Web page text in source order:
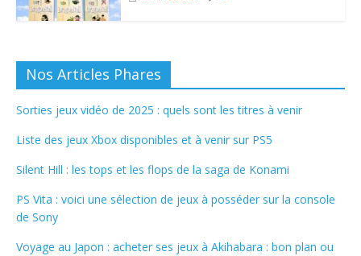
Nos Articles Phares
Sorties jeux vidéo de 2025 : quels sont les titres à venir
Liste des jeux Xbox disponibles et à venir sur PS5
Silent Hill : les tops et les flops de la saga de Konami
PS Vita : voici une sélection de jeux à posséder sur la console
de Sony
Voyage au Japon : acheter ses jeux à Akihabara : bon plan ou